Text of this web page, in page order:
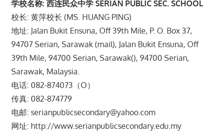
学校名称: 西连民众中学 SERIAN PUBLIC SEC. SCHOOL
校长: 黄萍校长 (MS. HUANG PING)
地址: Jalan Bukit Ensuna, Off 39th Mile, P. O. Box 37,
94707 Serian, Sarawak (mail), Jalan Bukit Ensuna, Off
39th Mile, 94700 Serian, Sarawak(), 94700 Serian,
Sarawak, Malaysia.
电话: 082-874073（O）
传真: 082-874779
电邮: serianpublicsecondary@yahoo.com
网址: http://www.serianpublicsecondary.edu.my